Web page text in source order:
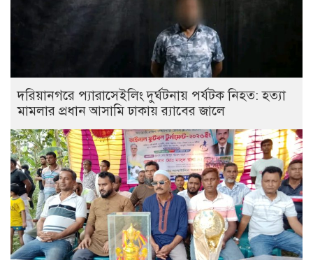
দরিয়ানগরে প্যারাসেইলিং দুর্ঘটনায় পর্যটক নিহত: হত্যা
মামলার প্রধান আসামি ঢাকায় র‌্যাবের জালে